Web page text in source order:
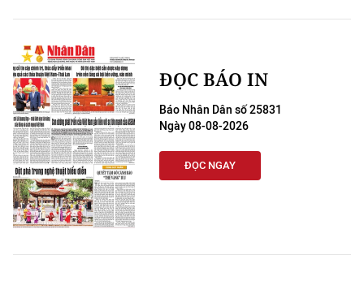
ĐỌC BÁO IN
Báo Nhân Dân số 25831
Ngày 08-08-2026
ĐỌC NGAY